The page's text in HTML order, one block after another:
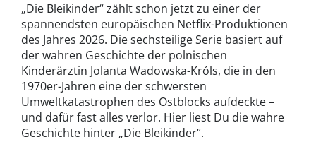
„Die Bleikinder“ zählt schon jetzt zu einer der
spannendsten europäischen Netflix-Produktionen
des Jahres 2026. Die sechsteilige Serie basiert auf
der wahren Geschichte der polnischen
Kinderärztin Jolanta Wadowska-Króls, die in den
1970er-Jahren eine der schwersten
Umweltkatastrophen des Ostblocks aufdeckte –
und dafür fast alles verlor. Hier liest Du die wahre
Geschichte hinter „Die Bleikinder“.